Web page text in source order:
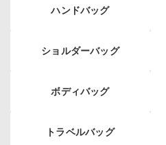
ハンドバッグ
ショルダーバッグ
ボディバッグ
トラベルバッグ